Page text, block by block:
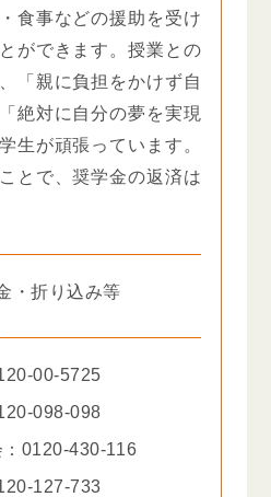
食事などの援助を受け
ができます。授業との
「親に負担をかけず自
絶対に自分の夢を実現
生が頑張っています。
とで、奨学金の返済は
・折り込み等
00-5725
098-098
0120-430-116
127-733